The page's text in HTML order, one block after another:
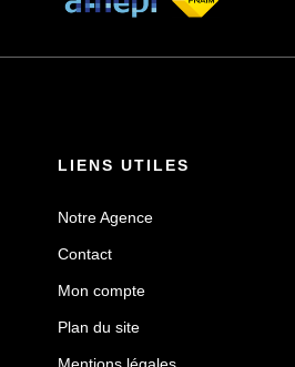
LIENS UTILES
Notre Agence
Contact
Mon compte
Plan du site